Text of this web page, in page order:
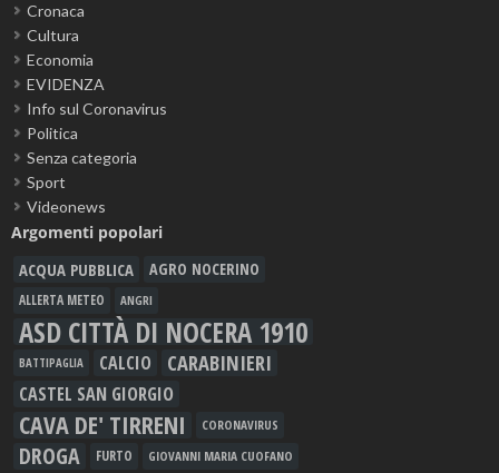
Cronaca
Cultura
Economia
EVIDENZA
Info sul Coronavirus
Politica
Senza categoria
Sport
Videonews
Argomenti popolari
ACQUA PUBBLICA AGRO NOCERINO
ALLERTA METEO ANGRI
ASD CITTÀ DI NOCERA 1910
BATTIPAGLIA CALCIO CARABINIERI
CASTEL SAN GIORGIO
CAVA DE' TIRRENI CORONAVIRUS
DROGA FURTO GIOVANNI MARIA CUOFANO